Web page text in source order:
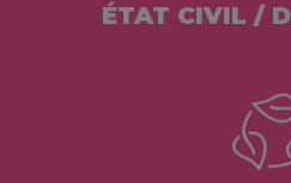
ÉTAT CIVIL /